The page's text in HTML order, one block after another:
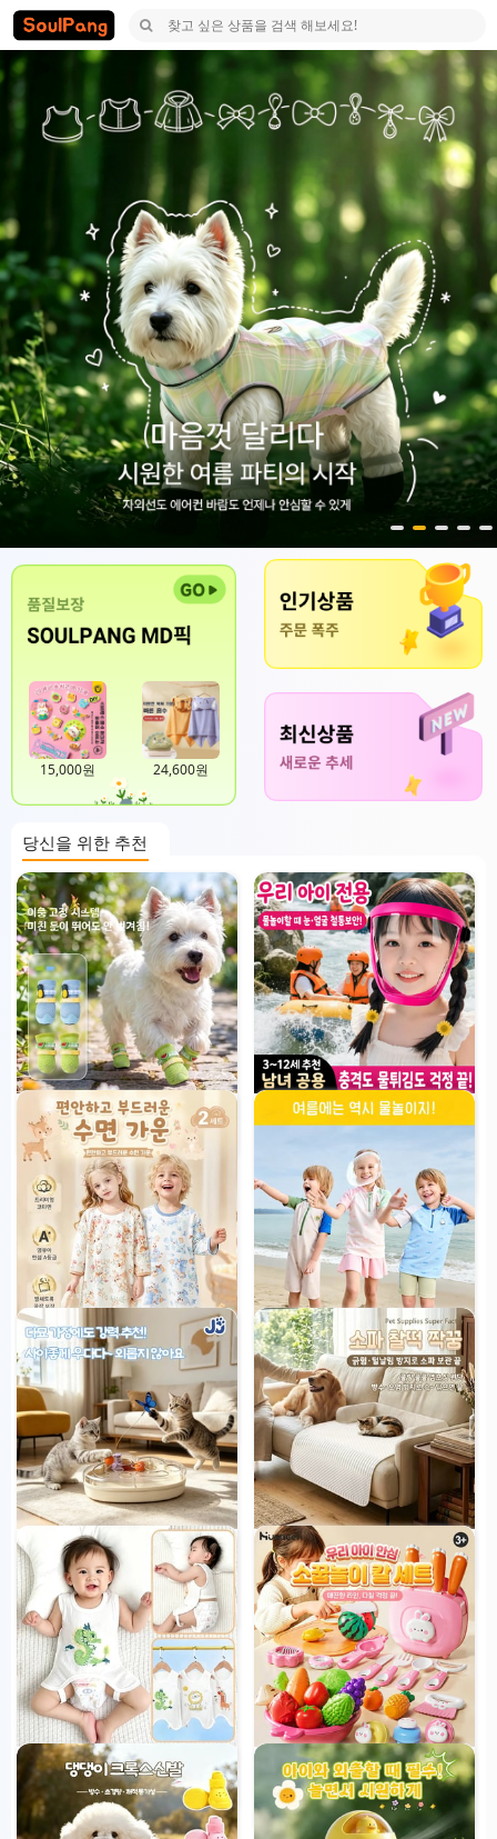
15,000원 24,600원
당신을 위한 추천
댕댕이 쿨링 매쉬 말랑 신발
35,900원
1+2 우리 아이 물놀이 필수템! 페이
스 고글
3개 판매됨
아기 순면 실내복 잠옷
29,900원
아동 수영장 래쉬가드 원피스 투피
스 반팔 자외선차단 물놀이 온천 용
35,000원
빙글빙글 나비 & 트랙볼 2in1 고양
이 장난감
39,900원
1개 판매됨
여름 댕냥이 쿨매트
36,500원
유아용 하프백 내의
29,900원
어린이 안전 부엌칼 도마 세트
29,900원
2개 판매됨